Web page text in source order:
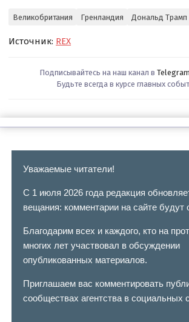
Великобритания Гренландия Дональд Трамп
Источник: REX
Подписывайтесь на наш канал в Telegram
Будьте всегда в курсе главных
Уважаемые читатели!
С 1 июля 2026 года редакция
вещания: комментарии на сайте будут
Благодарим всех и каждого, кто на
многих лет участвовал в обсуждении
опубликованных материалов.
Приглашаем вас комментировать
сообществах агентства в социальных